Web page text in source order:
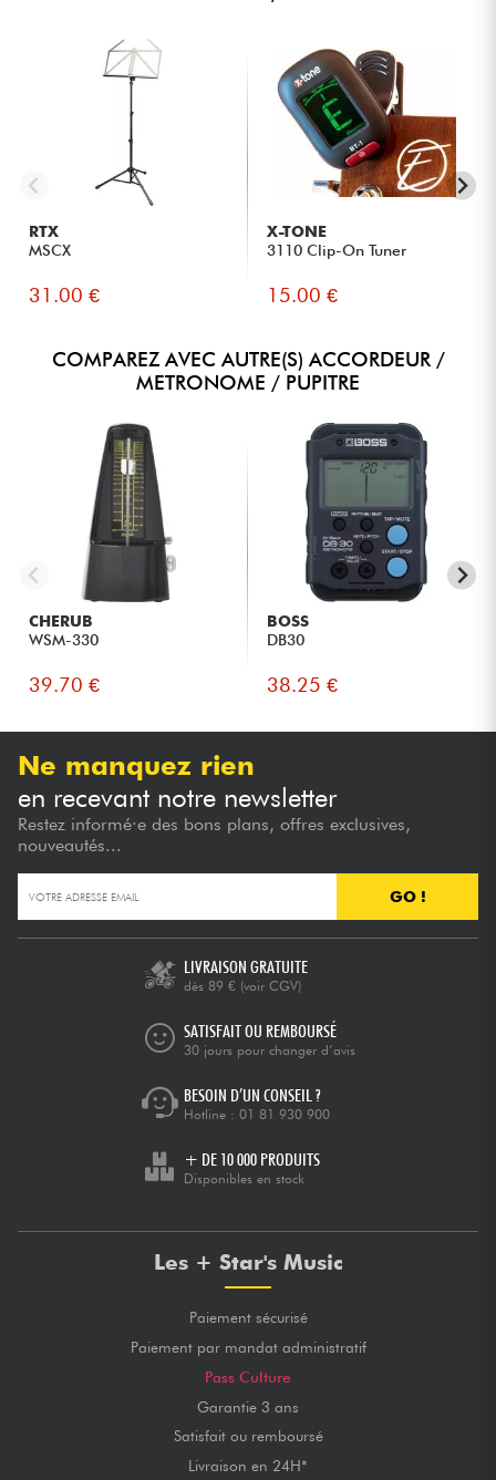
RTX
MSCX
31.00 €
X-TONE
3110 Clip-On Tuner
15.00 €
COMPAREZ AVEC AUTRE(S) ACCORDEUR /
METRONOME / PUPITRE
CHERUB
WSM-330
39.70 €
BOSS
DB30
38.25 €
Ne manquez rien
en recevant notre newsletter
Restez informé·e des bons plans, offres exclusives,
nouveautés...
GO !
LIVRAISON GRATUITE
dès 89 € (voir CGV)
SATISFAIT OU REMBOURSÉ
30 jours pour changer d’avis
BESOIN D’UN CONSEIL ?
Hotline : 01 81 930 900
+ DE 10 000 PRODUITS
Disponibles en stock
Les + Star's Music
Paiement sécurisé
Paiement par mandat administratif
Pass Culture
Garantie 3 ans
Satisfait ou remboursé
Livraison en 24H*